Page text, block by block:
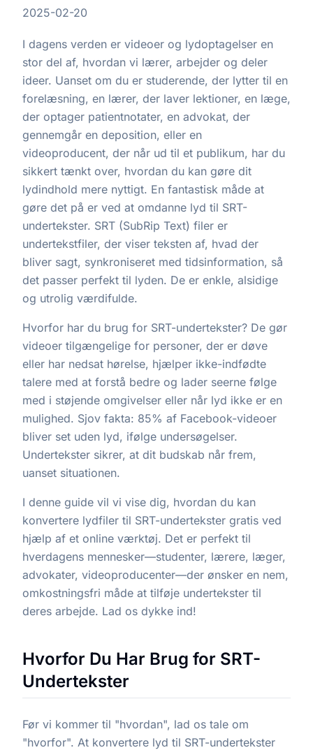
2025-02-20
I dagens verden er videoer og lydoptagelser en
stor del af, hvordan vi lærer, arbejder og deler
ideer. Uanset om du er studerende, der lytter til en
forelæsning, en lærer, der laver lektioner, en læge,
der optager patientnotater, en advokat, der
gennemgår en deposition, eller en
videoproducent, der når ud til et publikum, har du
sikkert tænkt over, hvordan du kan gøre dit
lydindhold mere nyttigt. En fantastisk måde at
gøre det på er ved at omdanne lyd til SRT-
undertekster. SRT (SubRip Text) filer er
undertekstfiler, der viser teksten af, hvad der
bliver sagt, synkroniseret med tidsinformation, så
det passer perfekt til lyden. De er enkle, alsidige
og utrolig værdifulde.
Hvorfor har du brug for SRT-undertekster? De gør
videoer tilgængelige for personer, der er døve
eller har nedsat hørelse, hjælper ikke-indfødte
talere med at forstå bedre og lader seerne følge
med i støjende omgivelser eller når lyd ikke er en
mulighed. Sjov fakta: 85% af Facebook-videoer
bliver set uden lyd, ifølge undersøgelser.
Undertekster sikrer, at dit budskab når frem,
uanset situationen.
I denne guide vil vi vise dig, hvordan du kan
konvertere lydfiler til SRT-undertekster gratis ved
hjælp af et online værktøj. Det er perfekt til
hverdagens mennesker—studenter, lærere, læger,
advokater, videoproducenter—der ønsker en nem,
omkostningsfri måde at tilføje undertekster til
deres arbejde. Lad os dykke ind!
Hvorfor Du Har Brug for SRT-
Undertekster
Før vi kommer til "hvordan", lad os tale om
"hvorfor". At konvertere lyd til SRT-undertekster